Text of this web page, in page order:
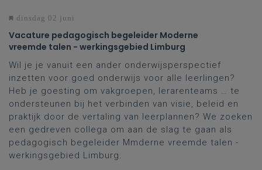
dinsdag 02 juni
Vacature pedagogisch begeleider Moderne
vreemde talen - werkingsgebied Limburg
Wil je je vanuit een ander onderwijsperspectief
inzetten voor goed onderwijs voor alle leerlingen?
Heb je goesting om vakgroepen, lerarenteams … te
ondersteunen bij het verbinden van visie, beleid en
praktijk door de vertaling van leerplannen? We zoeken
een gedreven collega om aan de slag te gaan als
pedagogisch begeleider Mmderne vreemde talen -
werkingsgebied Limburg.